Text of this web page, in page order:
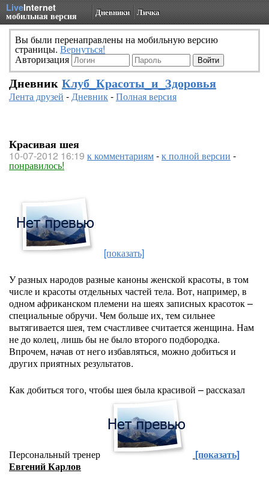
LiveInternet
мобильная версия Дневники Личка
Вы были перенаправлены на мобильную версию
страницы. Вернуться!
Авторизация
Дневник Клуб_Красоты_и_Здоровья
Лента друзей -Дневник-Полная версия
Красивая шея
10-07-2012 16:19 к комментариям-к полной версии -
понравилось!
[показать]
У разных народов разные каноны женской красоты, в том
числе и красоты отдельных частей тела. Вот, например, в
одном африканском племени на шеях записных красоток –
специальные обручи. Чем больше их, тем сильнее
вытягивается шея, тем счастливее считается женщина. Нам
не до колец, лишь бы не было второго подбородка.
Впрочем, начав от него избавляться, можно добиться и
других приятных результатов.
Как добиться того, чтобы шея была красивой – рассказал
Персональный тренер
[показать]
Евгений Карлов